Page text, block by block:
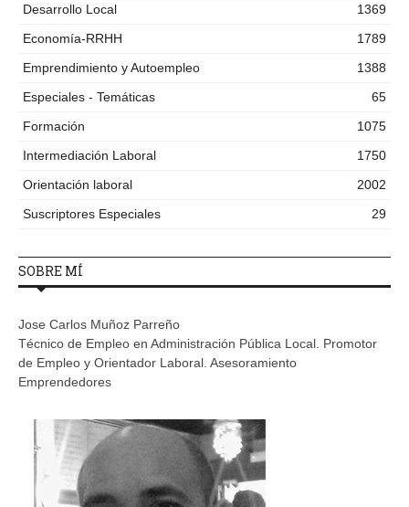
Desarrollo Local
1369
Economía-RRHH
1789
Emprendimiento y Autoempleo
1388
Especiales - Temáticas
65
Formación
1075
Intermediación Laboral
1750
Orientación laboral
2002
Suscriptores Especiales
29
SOBRE MÍ
Jose Carlos Muñoz Parreño
Técnico de Empleo en Administración Pública Local. Promotor
de Empleo y Orientador Laboral. Asesoramiento
Emprendedores